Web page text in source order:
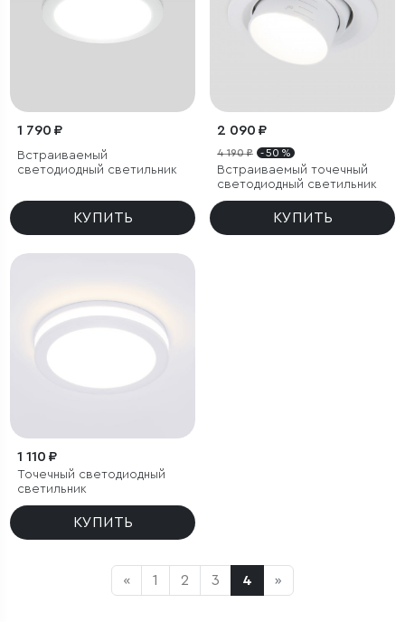
1 790 ₽
Встраиваемый
светодиодный светильник
КУПИТЬ
2 090 ₽
4 190 ₽ - 50 %
Встраиваемый точечный
светодиодный светильник
КУПИТЬ
1 110 ₽
Точечный светодиодный
светильник
КУПИТЬ
« 1 2 3 4 »